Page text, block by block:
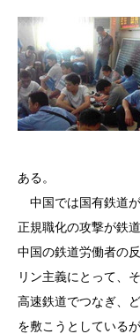
ある。
中国では国有鉄道
正規職化の攻撃が鉄
中国の鉄道労働者の
リン主義にとって、
高速鉄道でつなぎ、
を敷こうとしている